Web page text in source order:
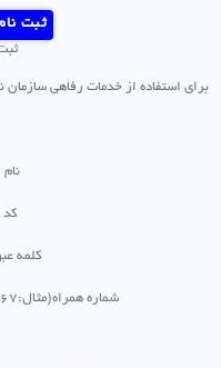
ثبت نام جدید در سایت
ثبت
استفاده از خدمات رفاهی سازمان